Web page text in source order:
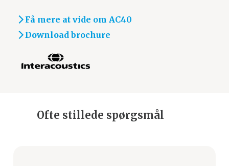
Få mere at vide om AC40
Download brochure
Ofte stillede spørgsmål